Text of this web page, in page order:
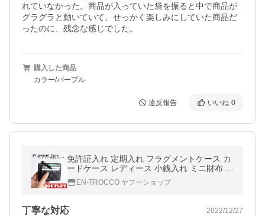
れていなかった。商品が入っていた袋を振ると中で商品が
グラグラと動いていて、せっかく楽しみにしていた商品だ
ったのに、残念な感じでした。
購入した商品
カラー/パープル
違反報告 いいね 0
免許証入れ 定期入れ フラグメントケース カ
ードケース レディース 小銭入れ ミニ財布 薄
型 軽量 小さい財布 コンパクト キルティング
誕生日 プレゼント 可愛い
EN-TROCCO ヤフーショップ
丁寧な対応 2022/12/27